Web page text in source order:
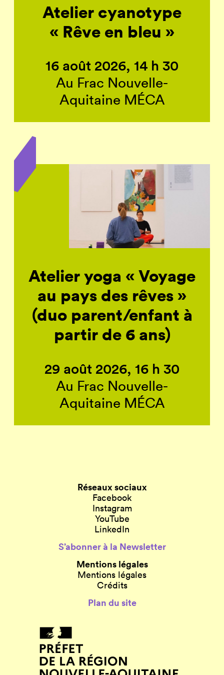
Atelier cyanotype
« Rêve en bleu »
16 août 2026, 14 h 30
Au Frac Nouvelle-
Aquitaine MÉCA
Atelier yoga « Voyage
au pays des rêves »
(duo parent/enfant à
partir de 6 ans)
29 août 2026, 16 h 30
Au Frac Nouvelle-
Aquitaine MÉCA
Réseaux sociaux
Facebook
Instagram
YouTube
LinkedIn
S’abonner à la Newsletter
Mentions légales
Mentions légales
Crédits
Plan du site